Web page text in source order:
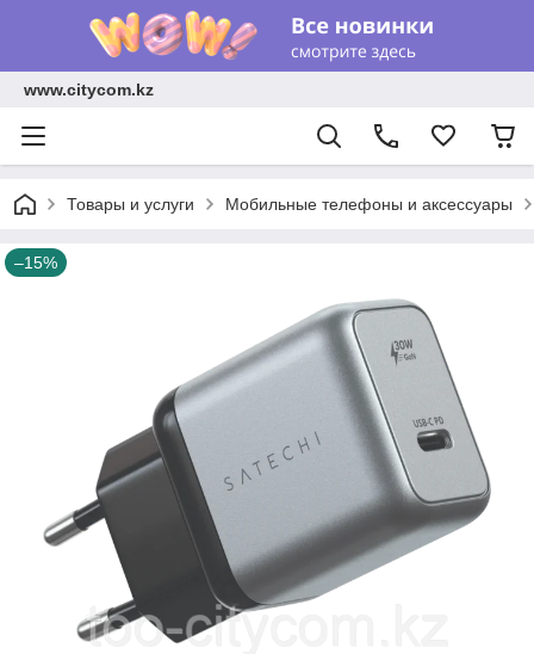
www.citycom.kz
Товары и услуги Мобильные телефоны и аксессуары
–15%